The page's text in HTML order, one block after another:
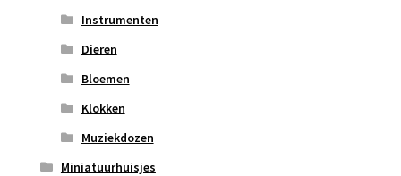
Instrumenten
Dieren
Bloemen
Klokken
Muziekdozen
Miniatuurhuisjes